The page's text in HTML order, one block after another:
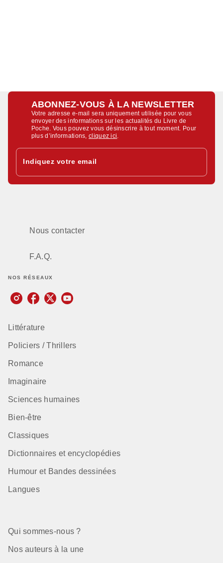
ABONNEZ-VOUS À LA NEWSLETTER
Votre adresse e-mail sera uniquement utilisée pour vous
envoyer des informations sur les actualités du Livre de
Poche. Vous pouvez vous désinscrire à tout moment. Pour
plus d’informations,cliquez ici
Indiquez votre email
Nous contacter
F.A.Q.
NOS RÉSEAUX
Littérature
Policiers / Thrillers
Romance
Imaginaire
Sciences humaines
Bien-être
Classiques
Dictionnaires et encyclopédies
Humour et Bandes dessinées
Langues
Qui sommes-nous ?
Nos auteurs à la une